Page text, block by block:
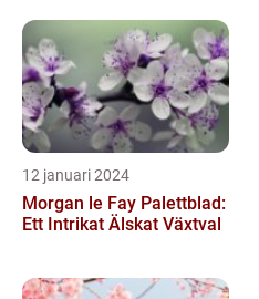
12 januari 2024
Morgan le Fay Palettblad:
Ett Intrikat Älskat Växtval